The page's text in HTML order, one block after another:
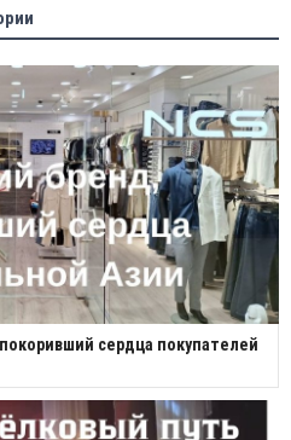
сердца покупателей